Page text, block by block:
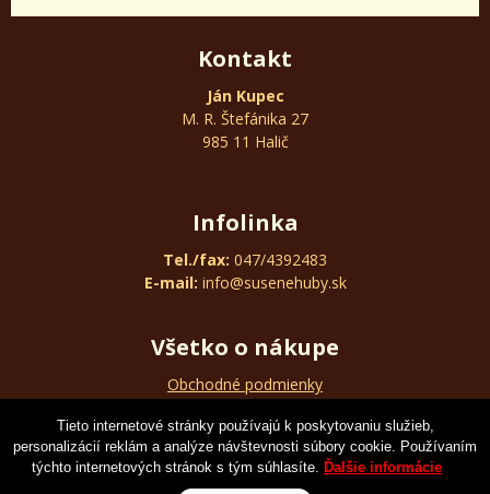
Kontakt
Ján Kupec
M. R. Štefánika 27
985 11 Halič
Infolinka
Tel./fax: 047/4392483
E-mail: info@susenehuby.sk
Všetko o nákupe
Obchodné podmienky
Ochrana osobných údajov
Tieto internetové stránky používajú k poskytovaniu služieb,
personalizácií reklám a analýze návštevnosti súbory cookie. Používaním
týchto internetových stránok s tým súhlasíte. Ďalšie informácie